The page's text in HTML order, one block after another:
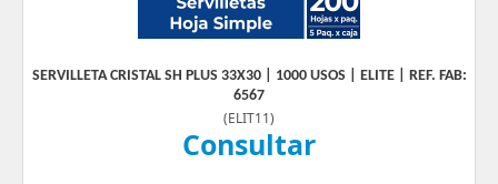
SERVILLETA CRISTAL SH PLUS 33X30 | 1000 USOS | ELITE | REF. FAB:
6567
(ELIT11)
Consultar